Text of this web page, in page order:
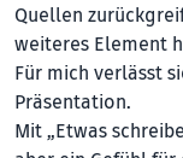
Quellen
weiteres Element
Für mich verlässt
Präsentation.
Mit „Etwas